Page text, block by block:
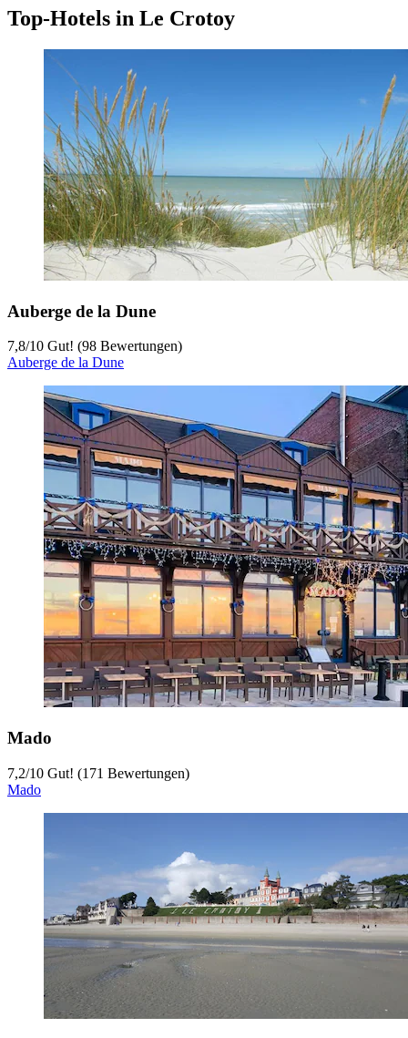
Top-Hotels in Le Crotoy
Auberge de la Dune
7,8/10 Gut! (98 Bewertungen)
Auberge de la Dune
Mado
7,2/10 Gut! (171 Bewertungen)
Mado